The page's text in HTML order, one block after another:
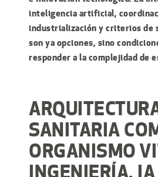
inteligencia artificial,
industrialización y criterios de
son ya opciones, sino
responder a la complejidad de
SANITARIA
ORGANISMO
INGENIERÍA,